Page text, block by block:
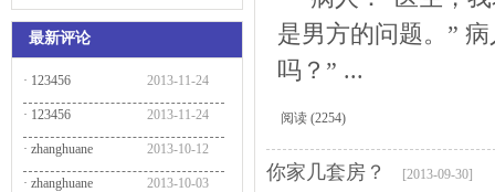
最新评论
· 123456 2013-11-24
· 123456 2013-11-24
· zhanghuane 2013-10-12
· zhanghuane 2013-10-03
是男方的问题。”
吗？” ...
阅读 (2254)
你家几套房？ [2013-09-30]